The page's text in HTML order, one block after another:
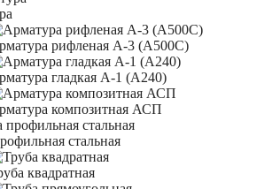
рифленая А-3 (А500С)
гладкая А-1 (А240)
композитная АСП
стальная
квадратная